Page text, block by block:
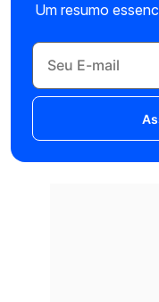
Um resumo